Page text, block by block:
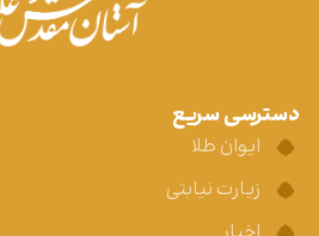
دسترسی سریع
ایوان طلا
زیارت نیابتی